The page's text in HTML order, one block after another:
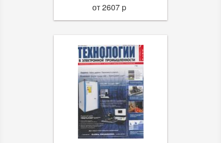
от 2607 p